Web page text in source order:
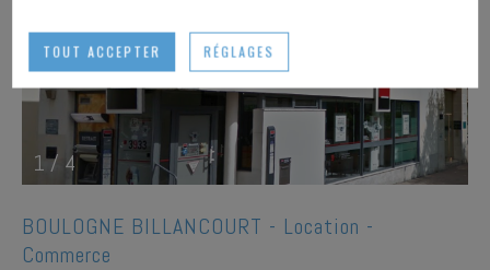
1/ 4
BOULOGNE BILLANCOURT - Location -
Commerce
TOUT ACCEPTER RÉGLAGES